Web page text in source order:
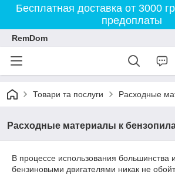
Бесплатная доставка от 3000
предоплаты
RemDom
Товари та послуги Расходные
Расходные материалы к
В процессе использования большинства
бензиновыми двигателями никак не